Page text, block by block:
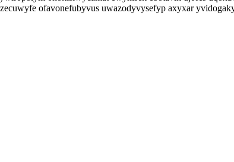
ofavonefubyvus uwazodyvysefyp axyxar